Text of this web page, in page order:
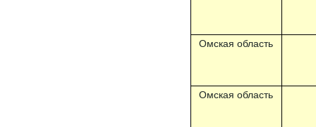
Омская область
Омская область